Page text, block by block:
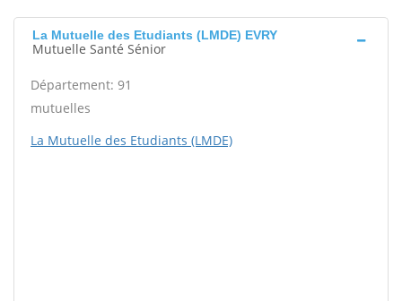
La Mutuelle des Etudiants (LMDE) EVRY
Mutuelle Santé Sénior
Département: 91
mutuelles
La Mutuelle des Etudiants (LMDE)